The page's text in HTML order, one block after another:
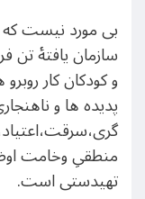
بی مورد نیست که
سازمان یافتهٔ تن
و کودکان کار
پدیده ها و
منطقیِ وخامت
تهیدستی است.